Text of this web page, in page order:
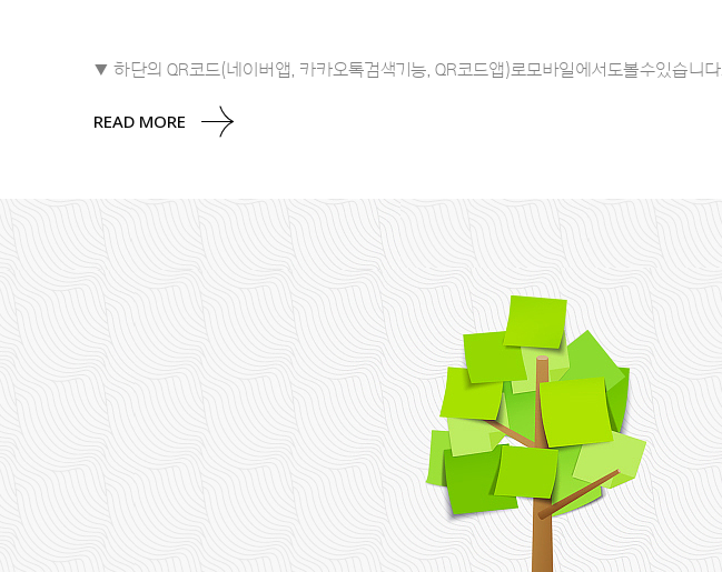
▼ 하단의 QR코드(네이버앱, 카카오톡검색기능, QR코드앱)로모바일에서도볼수있습니다.
READ MORE